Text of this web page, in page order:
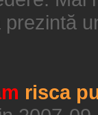
prezintă
risca